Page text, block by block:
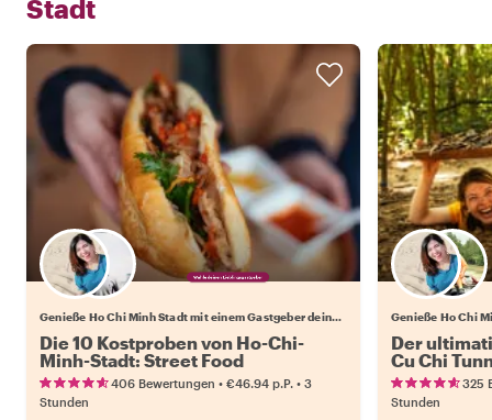
Stadt
Wähle deinen Lieblingsgastgeber
Genieße Ho Chi Minh Stadt mit einem Gastgeber deiner Wahl
Die 10 Kostproben von Ho-Chi-
Minh-Stadt: Street Food
406 Bewertungen • €46.94 p.P. • 3
Stunden
Der
Cu Chi
325
Stunden